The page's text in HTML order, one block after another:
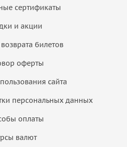
сертификаты
и акции
билетов
оферты
сайта
персональных данных
оплаты
валют